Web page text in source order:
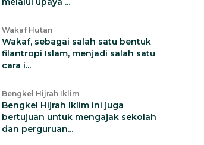
Wakaf Hutan
Wakaf, sebagai salah satu bentuk
filantropi Islam, menjadi salah satu
cara i...
Bengkel Hijrah Iklim
Bengkel Hijrah Iklim ini juga
bertujuan untuk mengajak sekolah
dan perguruan...